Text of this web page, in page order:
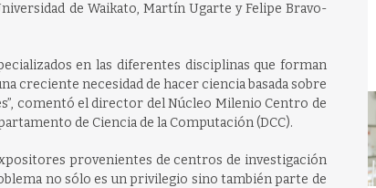
de Waikato, Martín Ugarte y Felipe Bravo-
en las diferentes disciplinas que forman
creciente necesidad de hacer ciencia basada sobre
comentó el director del Núcleo Milenio Centro de
de Ciencia de la Computación (DCC).
provenientes de centros de investigación
no sólo es un privilegio sino también parte de